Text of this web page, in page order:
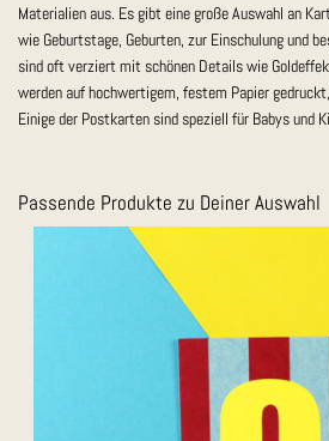
Materialien aus. Es gibt eine große Auswahl an
wie Geburtstage, Geburten, zur Einschulung und
sind oft verziert mit schönen Details wie
werden auf hochwertigem, festem Papier
Einige der Postkarten sind speziell für Babys und
Passende Produkte zu Deiner Auswahl